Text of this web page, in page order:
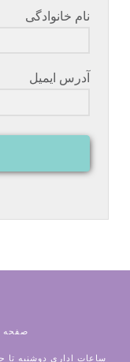
نام خانوادگی
آدرس ایمیل
صفحه